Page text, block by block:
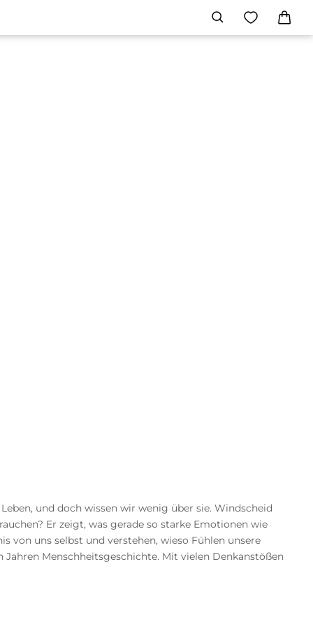
und doch wissen wir wenig über sie. Windscheid
Er zeigt, was gerade so starke Emotionen wie
von uns selbst und verstehen, wieso Fühlen unsere
Menschheitsgeschichte. Mit vielen Denkanstößen